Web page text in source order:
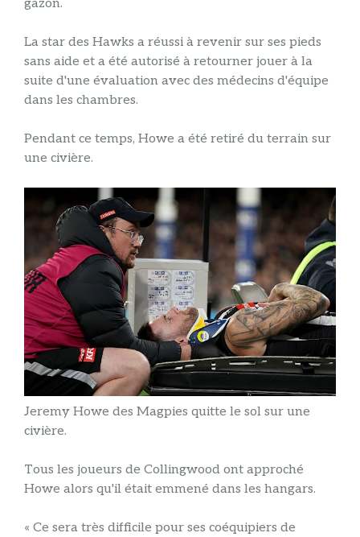
gazon.
La star des Hawks a réussi à revenir sur ses pieds
sans aide et a été autorisé à retourner jouer à la
suite d'une évaluation avec des médecins d'équipe
dans les chambres.
Pendant ce temps, Howe a été retiré du terrain sur
une civière.
Jeremy Howe des Magpies quitte le sol sur une
civière.
Tous les joueurs de Collingwood ont approché
Howe alors qu'il était emmené dans les hangars.
« Ce sera très difficile pour ses coéquipiers de